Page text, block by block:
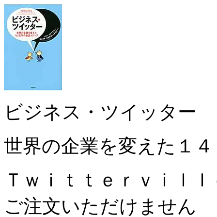
ビジネス・ツイッター
世界の企業を変えた１
Ｔｗｉｔｔｅｒｖｉｌ
ご注文いただけません